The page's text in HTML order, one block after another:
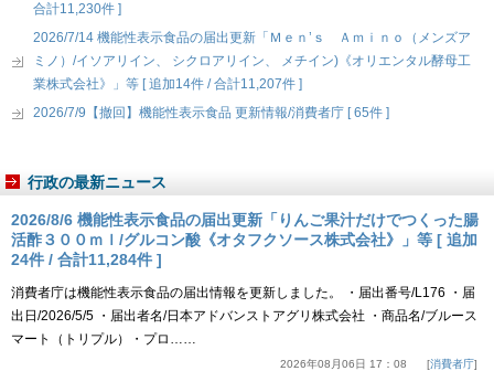
合計11,230件 ]
2026/7/14 機能性表示食品の届出更新「Ｍｅｎ’ｓ Ａｍｉｎｏ（メンズア
ミノ）/イソアリイン、 シクロアリイン、 メチイン)《オリエンタル酵母工
業株式会社》」等 [ 追加14件 / 合計11,207件 ]
2026/7/9【撤回】機能性表示食品 更新情報/消費者庁 [ 65件 ]
行政の最新ニュース
2026/8/6 機能性表示食品の届出更新「りんご果汁だけでつくった腸
活酢３００ｍｌ/グルコン酸《オタフクソース株式会社》」等 [ 追加
24件 / 合計11,284件 ]
消費者庁は機能性表示食品の届出情報を更新しました。 ・届出番号/L176 ・届
出日/2026/5/5 ・届出者名/日本アドバンストアグリ株式会社 ・商品名/ブルース
マート（トリプル）・プロ……
2026年08月06日 17：08 消費者庁